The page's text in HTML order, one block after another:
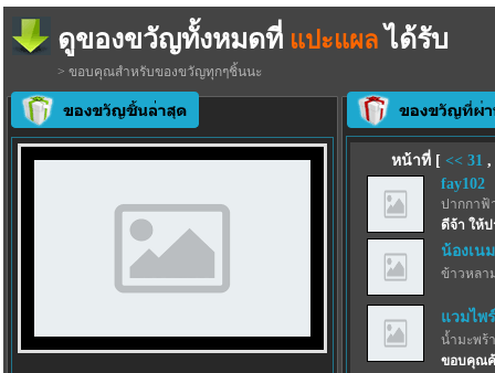
ดูของขวัญทั้งหมดที่ แปะแผล ได้รับ
> ขอบคุณสำหรับของขวัญทุกๆชิ้นนะ
หน้าที่ [ << 31 ,
fay102
ปากกาฟ้
ดีจ้า ให้
น้องเน
ข้าวหลา
แวมไพ
น้ำมะพร้
ขอบคุณ